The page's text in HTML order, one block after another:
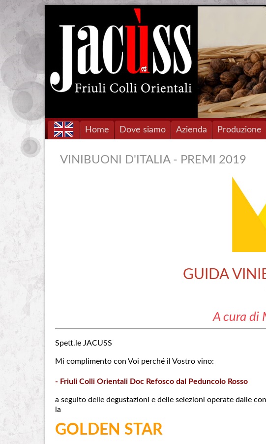
Home Dove siamo Azienda Produzione
VINIBUONI D'ITALIA - PREMI 2019
GUIDA
A cura di
Spett.le JACUSS
Mi complimento con Voi perché il Vostro vino:
- Friuli Colli Orientali Doc Refosco dal Peduncolo Rosso
a seguito delle degustazioni e delle selezioni operate dalle
la
GOLDEN STAR